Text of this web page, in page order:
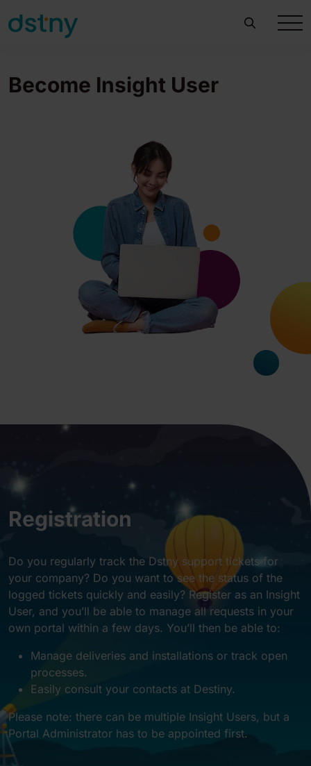
Become Insight User
Registration
Do you regularly track the Dstny support tickets for
your company? Do you want to see the status of the
logged tickets quickly and easily? Register as an Insight
User, and you’ll be able to manage all requests in your
own portal within a few days. You’ll then be able to:
Manage deliveries and installations or track open
processes.
Easily consult your contacts at Destiny.
Please note: there can be multiple Insight Users, but a
Portal Administrator has to be appointed first.